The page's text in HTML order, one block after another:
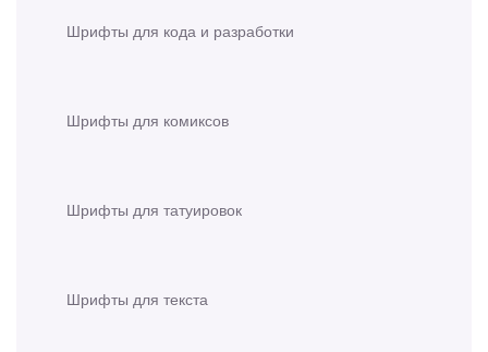
Шрифты для кода и разработки
Шрифты для комиксов
Шрифты для татуировок
Шрифты для текста